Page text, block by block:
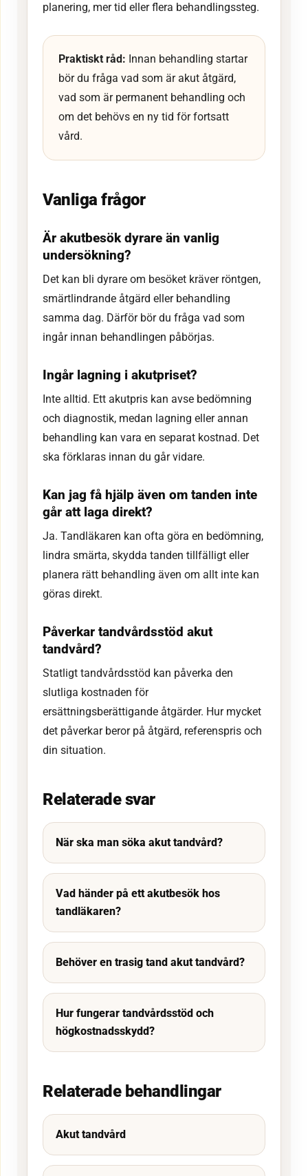
planering, mer tid eller flera behandlingssteg.
Praktiskt råd: Innan behandling startar
bör du fråga vad som är akut åtgärd,
vad som är permanent behandling och
om det behövs en ny tid för fortsatt
vård.
Vanliga frågor
Är akutbesök dyrare än vanlig
undersökning?
Det kan bli dyrare om besöket kräver röntgen,
smärtlindrande åtgärd eller behandling
samma dag. Därför bör du fråga vad som
ingår innan behandlingen påbörjas.
Ingår lagning i akutpriset?
Inte alltid. Ett akutpris kan avse bedömning
och diagnostik, medan lagning eller annan
behandling kan vara en separat kostnad. Det
ska förklaras innan du går vidare.
Kan jag få hjälp även om tanden inte
går att laga direkt?
Ja. Tandläkaren kan ofta göra en bedömning,
lindra smärta, skydda tanden tillfälligt eller
planera rätt behandling även om allt inte kan
göras direkt.
Påverkar tandvårdsstöd akut
tandvård?
Statligt tandvårdsstöd kan påverka den
slutliga kostnaden för
ersättningsberättigande åtgärder. Hur mycket
det påverkar beror på åtgärd, referenspris och
din situation.
Relaterade svar
När ska man söka akut tandvård?
Vad händer på ett akutbesök hos
tandläkaren?
Behöver en trasig tand akut tandvård?
Hur fungerar tandvårdsstöd och
högkostnadsskydd?
Relaterade behandlingar
Akut tandvård